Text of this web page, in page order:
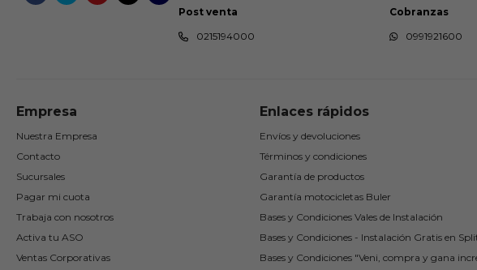
Post venta
0215194000
Cobranzas
0991921600
Empresa
Nuestra Empresa
Contacto
Sucursales
Pagar mi cuota
Trabaja con nosotros
Activa tu ASO
Ventas Corporativas
Enlaces rápidos
Envíos y devoluciones
Términos y condiciones
Garantía de productos
Garantía motocicletas Buler
Bases y Condiciones Vales de Instalación
Bases y Condiciones - Instalación Gratis en
Bases y Condiciones "Veni, compra y gana